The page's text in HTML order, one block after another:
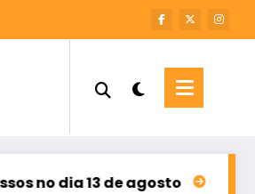
agosto Sebrae Ceará abre